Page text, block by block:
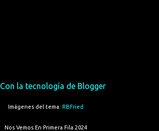
Con la tecnología de Blogger
Imágenes del tema: RBFried
Nos Vemos En Primera Fila 2024